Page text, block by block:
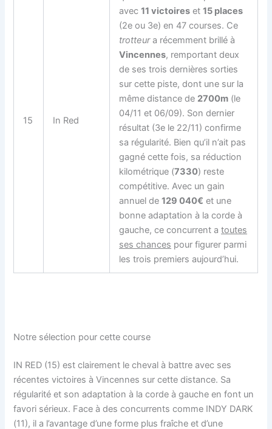
15 In Red
avec11 victoires et15 places
(2e ou 3e) en 47 courses. Ce
trotteura récemment brillé à
Vincennes, remportant deux
de ses trois dernières sorties
sur cette piste, dont une sur la
même distance de 2700m (le
04/11 et 06/09). Son dernier
résultat (3e le 22/11) confirme
sa régularité. Bien qu’il n’ait pas
gagné cette fois, sa réduction
kilométrique (7330) reste
compétitive. Avec un gain
annuel de129 040€ et une
bonne adaptation à la corde à
gauche, ce concurrent atoutes
ses chances pour figurer parmi
les trois premiers aujourd’hui.
Notre sélection pour cette course
IN RED (15) est clairement le cheval à battre avec ses
récentes victoires à Vincennes sur cette distance. Sa
régularité et son adaptation à la corde à gauche en font un
favori sérieux. Face à des concurrents comme INDY DARK
(11), il a l’avantage d’une forme plus fraîche et d’une